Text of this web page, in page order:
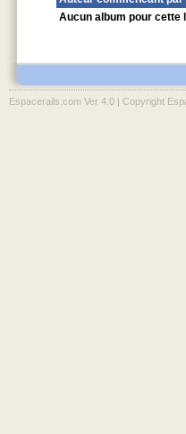
Aucun album pour cette
Espacerails.com Ver 4.0 | Copyright